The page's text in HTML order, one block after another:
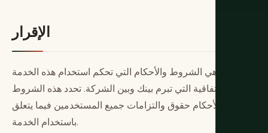
الإقرار
هذه هي الشروط والأحكام التي تحكم استخدام هذه الخدمة
والاتفاقية التي تبرم بينك وبين الشركة. تحدد هذه الشروط
والأحكام حقوق والتزامات جميع المستخدمين فيما يتعلق
باستخدام الخدمة.